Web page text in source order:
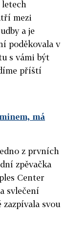
mezi
a je
poděkovala v
s vámi být
příští
má
z prvních
zpěvačka
Center
svlečení
svou